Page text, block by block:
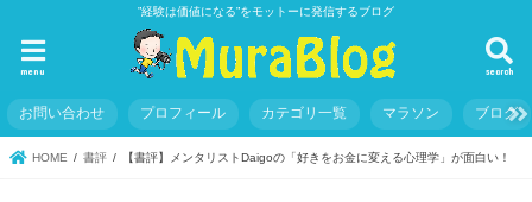
”経験は価値になる”をモットーに発信するブログ
search
menu
お問い合わせ プロフィール カテゴリ一覧 マラソン ブログ
HOME 書評 【書評】メンタリストDaigoの「好きをお金に変える心理学」が面白い！